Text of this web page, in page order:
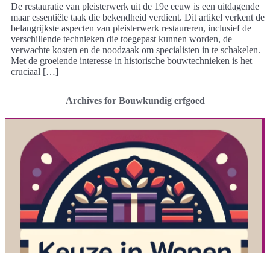
De restauratie van pleisterwerk uit de 19e eeuw is een uitdagende
maar essentiële taak die bekendheid verdient. Dit artikel verkent de
belangrijkste aspecten van pleisterwerk restaureren, inclusief de
verschillende technieken die toegepast kunnen worden, de
verwachte kosten en de noodzaak om specialisten in te schakelen.
Met de groeiende interesse in historische bouwtechnieken is het
cruciaal […]
Archives for Bouwkundig erfgoed